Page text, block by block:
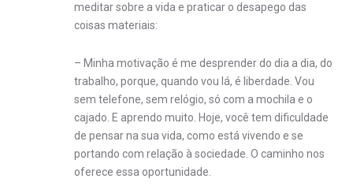
meditar sobre a vida e praticar o desapego das
coisas materiais:
– Minha motivação é me desprender do dia a dia, do
trabalho, porque, quando vou lá, é liberdade. Vou
sem telefone, sem relógio, só com a mochila e o
cajado. E aprendo muito. Hoje, você tem dificuldade
de pensar na sua vida, como está vivendo e se
portando com relação à sociedade. O caminho nos
oferece essa oportunidade.